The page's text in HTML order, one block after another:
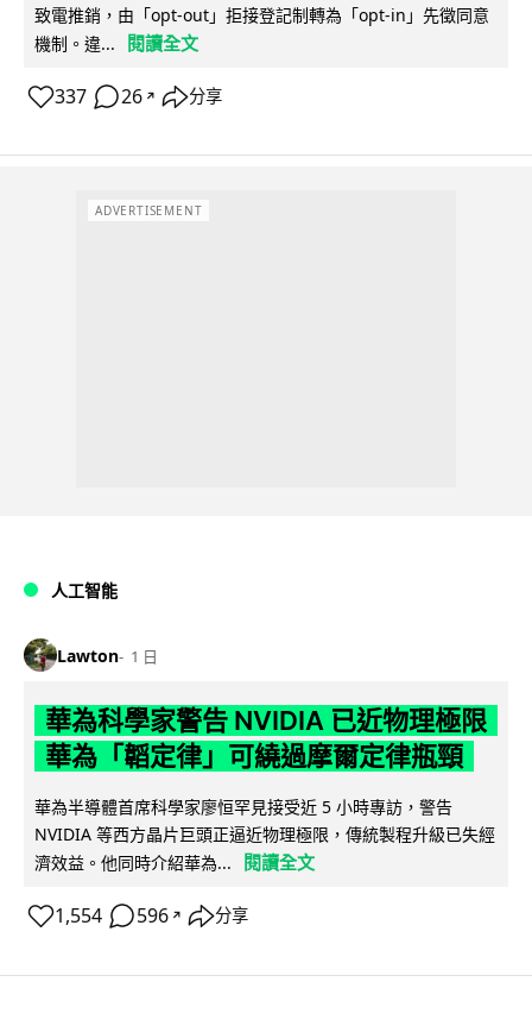
致電推銷，由「opt-out」拒接登記制轉為「opt-in」先徵同意
機制。違...
閱讀全文
337 26 ↗ 分享
ADVERTISEMENT
人工智能
Lawton 1 日
華為科學家警告 NVIDIA 已近物理極限
華為「韜定律」可繞過摩爾定律瓶頸
華為半導體首席科學家廖恒罕見接受近 5 小時專訪，警告
NVIDIA 等西方晶片巨頭正逼近物理極限，傳統製程升級已失經
濟效益。他同時介紹華為...
閱讀全文
1,554 596 ↗ 分享